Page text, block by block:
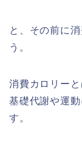
と、その前に
う。
消費カロリーと
基礎代謝や運
す。